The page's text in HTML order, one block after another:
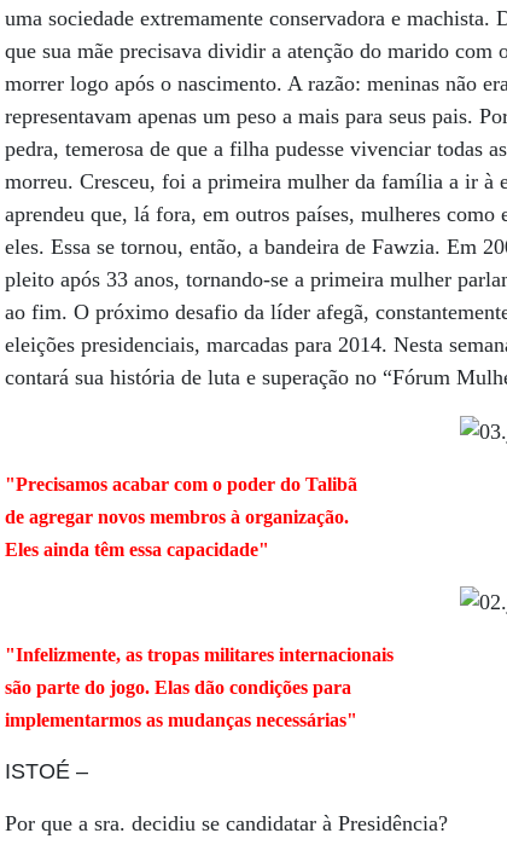
uma sociedade extremamente conservadora e
que sua mãe precisava dividir a atenção do marido
morrer logo após o nascimento. A razão: meninas não
representavam apenas um peso a mais para seus pais.
pedra, temerosa de que a filha pudesse vivenciar todas
morreu. Cresceu, foi a primeira mulher da família a ir à
aprendeu que, lá fora, em outros países, mulheres
eles. Essa se tornou, então, a bandeira de Fawzia. Em
pleito após 33 anos, tornando-se a primeira mulher
ao fim. O próximo desafio da líder afegã,
eleições presidenciais, marcadas para 2014. Nesta
contará sua história de luta e superação no “Fórum
"Precisamos acabar com o poder do Talibã
de agregar novos membros à organização.
Eles ainda têm essa capacidade"
"Infelizmente, as tropas militares internacionais
são parte do jogo. Elas dão condições para
implementarmos as mudanças necessárias"
ISTOÉ –
Por que a sra. decidiu se candidatar à Presidência?